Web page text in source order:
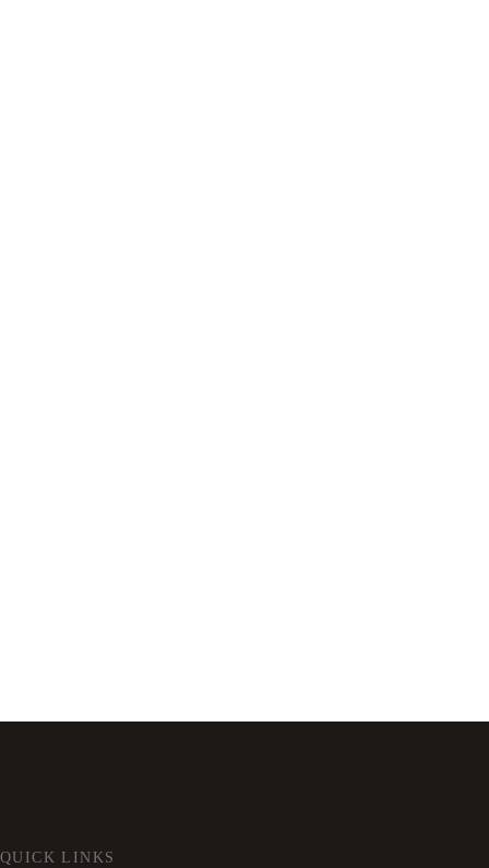
QUICK LINKS